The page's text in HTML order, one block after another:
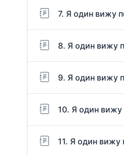
7. Я один вижу
8. Я один вижу
9. Я один вижу
10. Я один вижу
11. Я один вижу